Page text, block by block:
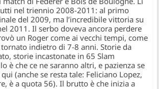
nel triennio 2008-2011: al primo
del 2009, ma l’incredibile vittoria su
2011. Il serbo doveva ancora perdere
un Roger come ai vecchi tempi, come
indietro di 7-8 anni. Storie da
storie incastonate in 65 Slam
è che ce ne saranno altri, e pazienza se
(anche se resta tale: Feliciano Lopez,
è a quota 56). Il brutto è che inizia a